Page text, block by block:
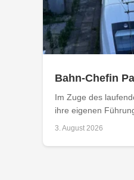
Bahn-Chefin
Im Zuge des
ihre eigenen
3. August 2026